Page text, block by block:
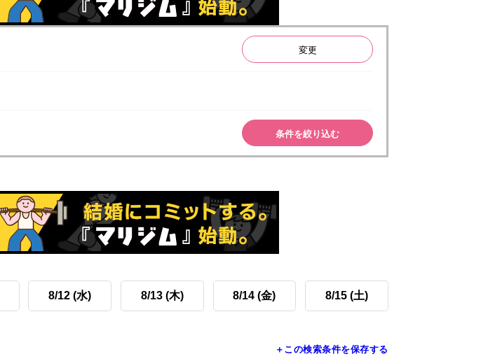
変更
条件を絞り込む
8/12 (水) 8/13 (木) 8/14 (金) 8/15 (土)
＋この検索条件を保存する